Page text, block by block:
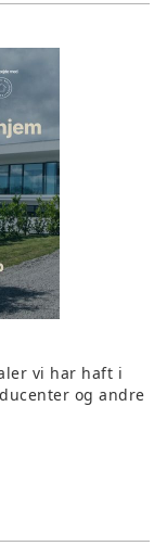
vi har haft i
og andre